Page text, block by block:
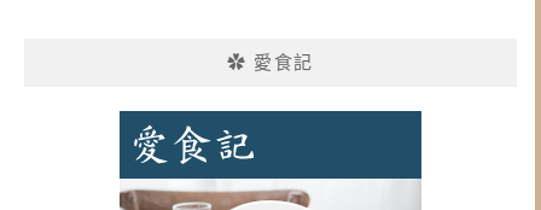
✿ 愛食記